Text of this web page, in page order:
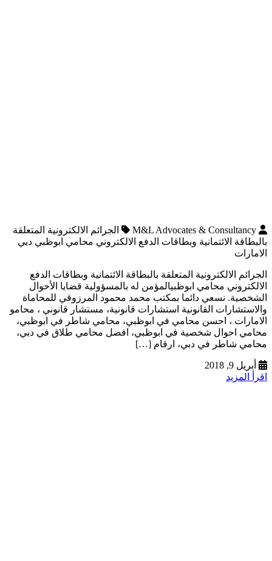
M&L Advocates & Consultancy
الجرائم الالكترونية المتعلقة
بالبطاقة الائتمانية وبطاقات الدفع الالكتروني محامي ابوظبي دبي
الامارات
الجرائم الالكترونية المتعلقة بالبطاقة الائتمانية وبطاقات الدفع
الالكتروني محامي ابوظبيالمؤمن له بالمسؤولية قضايا الأحوال
الشخصية. نسعي دائما بمكتب محمد محمود المرزوقي للمحاماة
والاستشارات القانونية استشارات قانونية، مستشار قانوني ، محامو
الامارات ، احسن محامي في ابوظبي، محامي شاطر في ابوظبي،
محامي احوال شخصية في ابوظبي، افضل محامي طلاق في دبي،
محامي شاطر في دبي، ارقام […]
أبريل 9, 2018
اقرأ المزيد